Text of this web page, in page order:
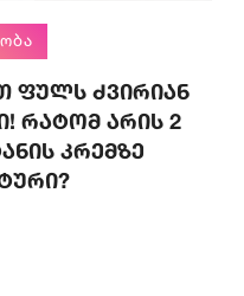
ფულს ძვირიან
რატომ არის 2
კრემზე